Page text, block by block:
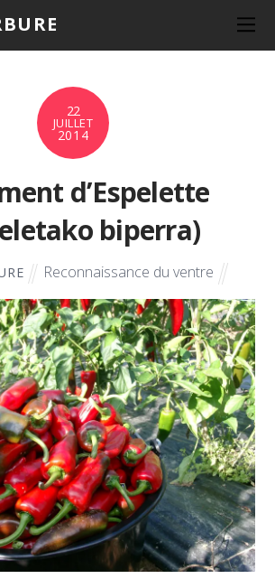
22
JUILLET
2014
d’Espelette
biperra)
Reconnaissance du ventre